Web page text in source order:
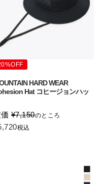
HARD WEAR
Hat コヒージョンハッ
¥7,150のところ
税込